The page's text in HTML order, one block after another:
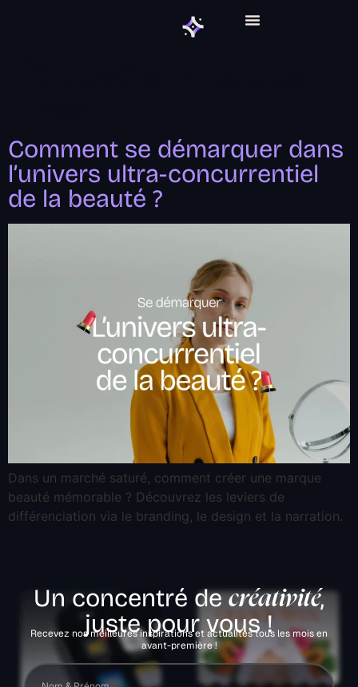
Comment se démarquer dans
l’univers ultra-concurrentiel
de la beauté ?
Dans un marché saturé, comment créer une marque
beauté mémorable ? Découvrez les leviers de
différenciation via le branding, le design et la narration.
Un concentré decréativité,
juste pour vous !
Recevez nos meilleures inspirations et actualités tous les mois en
avant-première !